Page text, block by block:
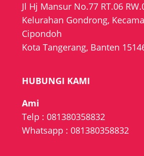
Jl Hj Mansur No.77 RT.06
Kelurahan Gondrong,
Cipondoh
Kota Tangerang, Banten
HUBUNGI KAMI
Ami
Telp : 081380358832
Whatsapp : 081380358832